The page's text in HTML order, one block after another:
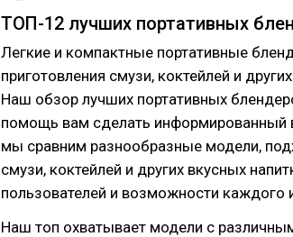
ТОП-12 лучших портативных
Легкие и компактные портативные
приготовления смузи, коктейлей и
Наш обзор лучших портативных
помощь вам сделать информированный
мы сравним разнообразные модели,
смузи, коктейлей и других вкусных
пользователей и возможности каждого
Наш топ охватывает модели с